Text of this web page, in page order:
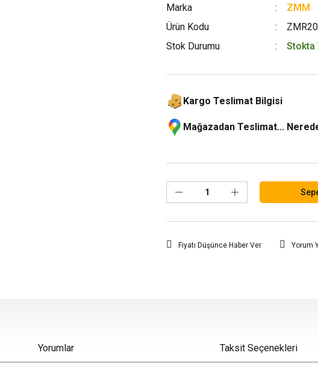
Marka
ZMM
Ürün Kodu
Stok Durumu
Stokta
Kargo Teslimat Bilgisi
Mağazadan Teslimat...
Fiyatı Düşünce Haber Ver Yorum
Yorumlar Taksit Seçenekleri